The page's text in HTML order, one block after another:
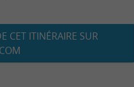
CET ITINÉRAIRE SUR